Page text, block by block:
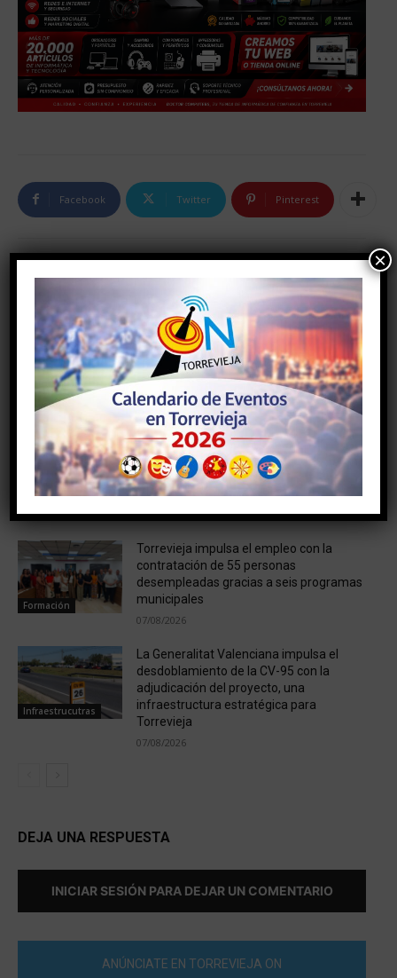
Facebook Twitter Pinterest
Artículo anterior
MERCADO MARINERO EN EL
PASEO VISTA ALEGRE DEL 8
AL 12 DE OCTUBRE
Artículo siguiente
El SC Torrevieja exhibe
músculo en La nostra copa
NOTICIAS RELACIONADAS
Eventos
El Ayuntamiento de Torrevieja
reorganiza la programación del 15 de
agosto y suspende el tradicional Desfile
de Verano
07/08/2026
Formación
Torrevieja impulsa el empleo con la
contratación de 55 personas
desempleadas gracias a seis programas
municipales
07/08/2026
Infraestrucutras
La Generalitat Valenciana impulsa el
desdoblamiento de la CV-95 con la
adjudicación del proyecto, una
infraestructura estratégica para
Torrevieja
07/08/2026
DEJA UNA RESPUESTA
INICIAR SESIÓN PARA DEJAR UN COMENTARIO
ANÚNCIATE EN TORREVIEJA ON
×